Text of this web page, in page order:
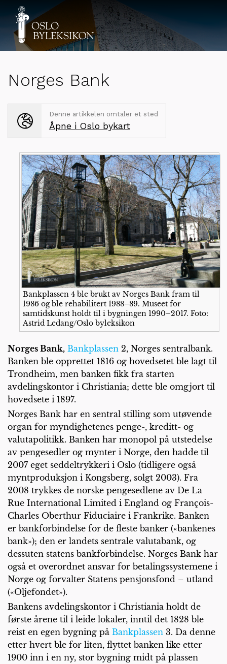
Norges Bank
Denne artikkelen omtaler et sted
Åpne i Oslo bykart
Bankplassen 4 ble brukt av Norges Bank fram til
1986 og ble rehabilitert 1988–89. Museet for
samtidskunst holdt til i bygningen 1990–2017. Foto:
Astrid Ledang/Oslo byleksikon
Norges Bank, Bankplassen 2, Norges sentralbank.
Banken ble opprettet 1816 og hovedsetet ble lagt til
Trondheim, men banken fikk fra starten
avdelingskontor i Christiania; dette ble omgjort til
hovedsete i 1897.
Norges Bank har en sentral stilling som utøvende
organ for myndighetenes penge-, kreditt- og
valutapolitikk. Banken har monopol på utstedelse
av pengesedler og mynter i Norge, den hadde til
2007 eget seddeltrykkeri i Oslo (tidligere også
myntproduksjon i Kongsberg, solgt 2003). Fra
2008 trykkes de norske pengesedlene av De La
Rue International Limited i England og François-
Charles Oberthur Fiduciaire i Frankrike. Banken
er bankforbindelse for de fleste banker («bankenes
bank»); den er landets sentrale valutabank, og
dessuten statens bankforbindelse. Norges Bank har
også et overordnet ansvar for betalingssystemene i
Norge og forvalter Statens pensjonsfond – utland
(«Oljefondet»).
Bankens avdelingskontor i Christiania holdt de
første årene til i leide lokaler, inntil det 1828 ble
reist en egen bygning på Bankplassen 3. Da denne
etter hvert ble for liten, flyttet banken like etter
1900 inn i en ny, stor bygning midt på plassen